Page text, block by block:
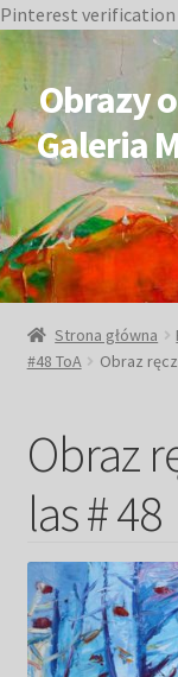
Pinterest verification
do
nawigacji
do
treści
Obrazy
Galeria
OBRAZY
Duże obrazy
Małe obrazy
Postacie
Kwiaty
Pejzaż
Strona główna
#48 ToA
Obraz
Obraz
las # 48